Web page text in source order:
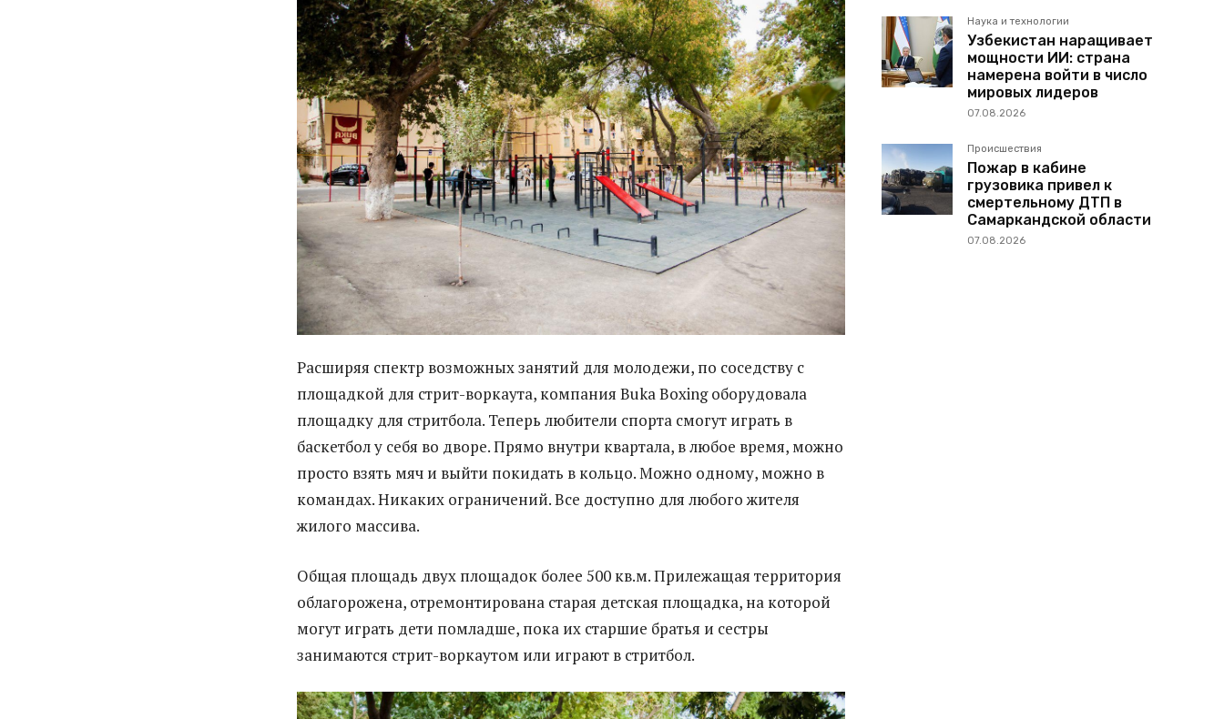
Расширяя спектр возможных занятий для молодежи, по соседству с
площадкой для стрит-воркаута, компания Buka Boxing оборудовала
площадку для стритбола. Теперь любители спорта смогут играть в
баскетбол у себя во дворе. Прямо внутри квартала, в любое время, можно
просто взять мяч и выйти покидать в кольцо. Можно одному, можно в
командах. Никаких ограничений. Все доступно для любого жителя
жилого массива.
Общая площадь двух площадок более 500 кв.м. Прилежащая территория
облагорожена, отремонтирована старая детская площадка, на которой
могут играть дети помладше, пока их старшие братья и сестры
занимаются стрит-воркаутом или играют в стритбол.
Наука и технологии
Узбекистан наращивает
мощности ИИ: страна
намерена войти в число
мировых лидеров
07.08.2026
Происшествия
Пожар в кабине
грузовика привел к
смертельному ДТП в
Самаркандской области
07.08.2026